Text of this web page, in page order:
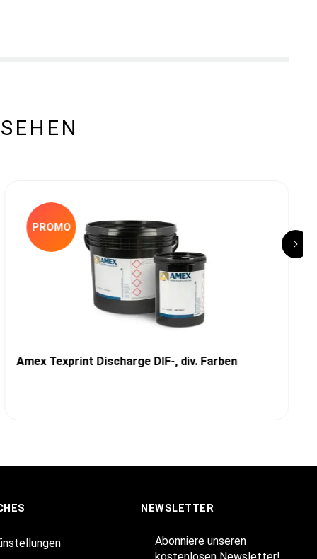
PROMO
Amex Texprint Discharge DIF-, div. Farben
NEWSLETTER
Abonniere unseren